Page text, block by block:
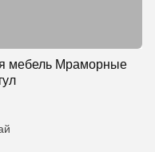
мебель Мраморные